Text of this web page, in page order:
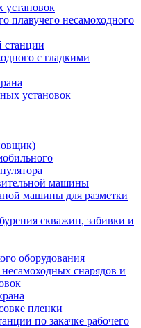
плавучего несамоходного
с гладкими
установок
машины
машины для разметки
скважин, забивки и
оборудования
снарядов и
пленки
по закачке рабочего